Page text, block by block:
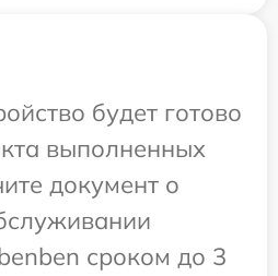
будет готово
выполненных
документ о
сроком до 3